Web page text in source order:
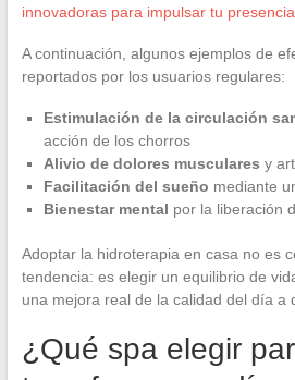
innovadoras para impulsar tu
A continuación, algunos ejemplos de
reportados por los usuarios regulares:
Estimulación de la circulación
acción de los chorros
Alivio de dolores musculares y
Facilitación del sueño mediante
Bienestar mental por la liberación
Adoptar la hidroterapia en casa no es
tendencia: es elegir un equilibrio de
una mejora real de la calidad del día a
¿Qué spa elegir